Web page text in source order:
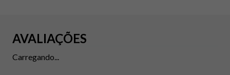
AVALIAÇÕES
Carregando...